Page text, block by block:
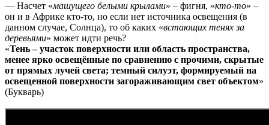
— Насчет «машущего белыми крылами» – фигня, «кто-то» –
он и в Африке кто-то, но если нет источника освещения (в
данном случае, Солнца), то об каких «встающих тенях за
деревьями» может идти речь?
«Тень – участок поверхности или область пространства,
менее ярко освещённые по сравнению с прочими, скрытые
от прямых лучей света; темный силуэт, формируемый на
освещенной поверхности загораживающим свет объектом»
(Букварь)